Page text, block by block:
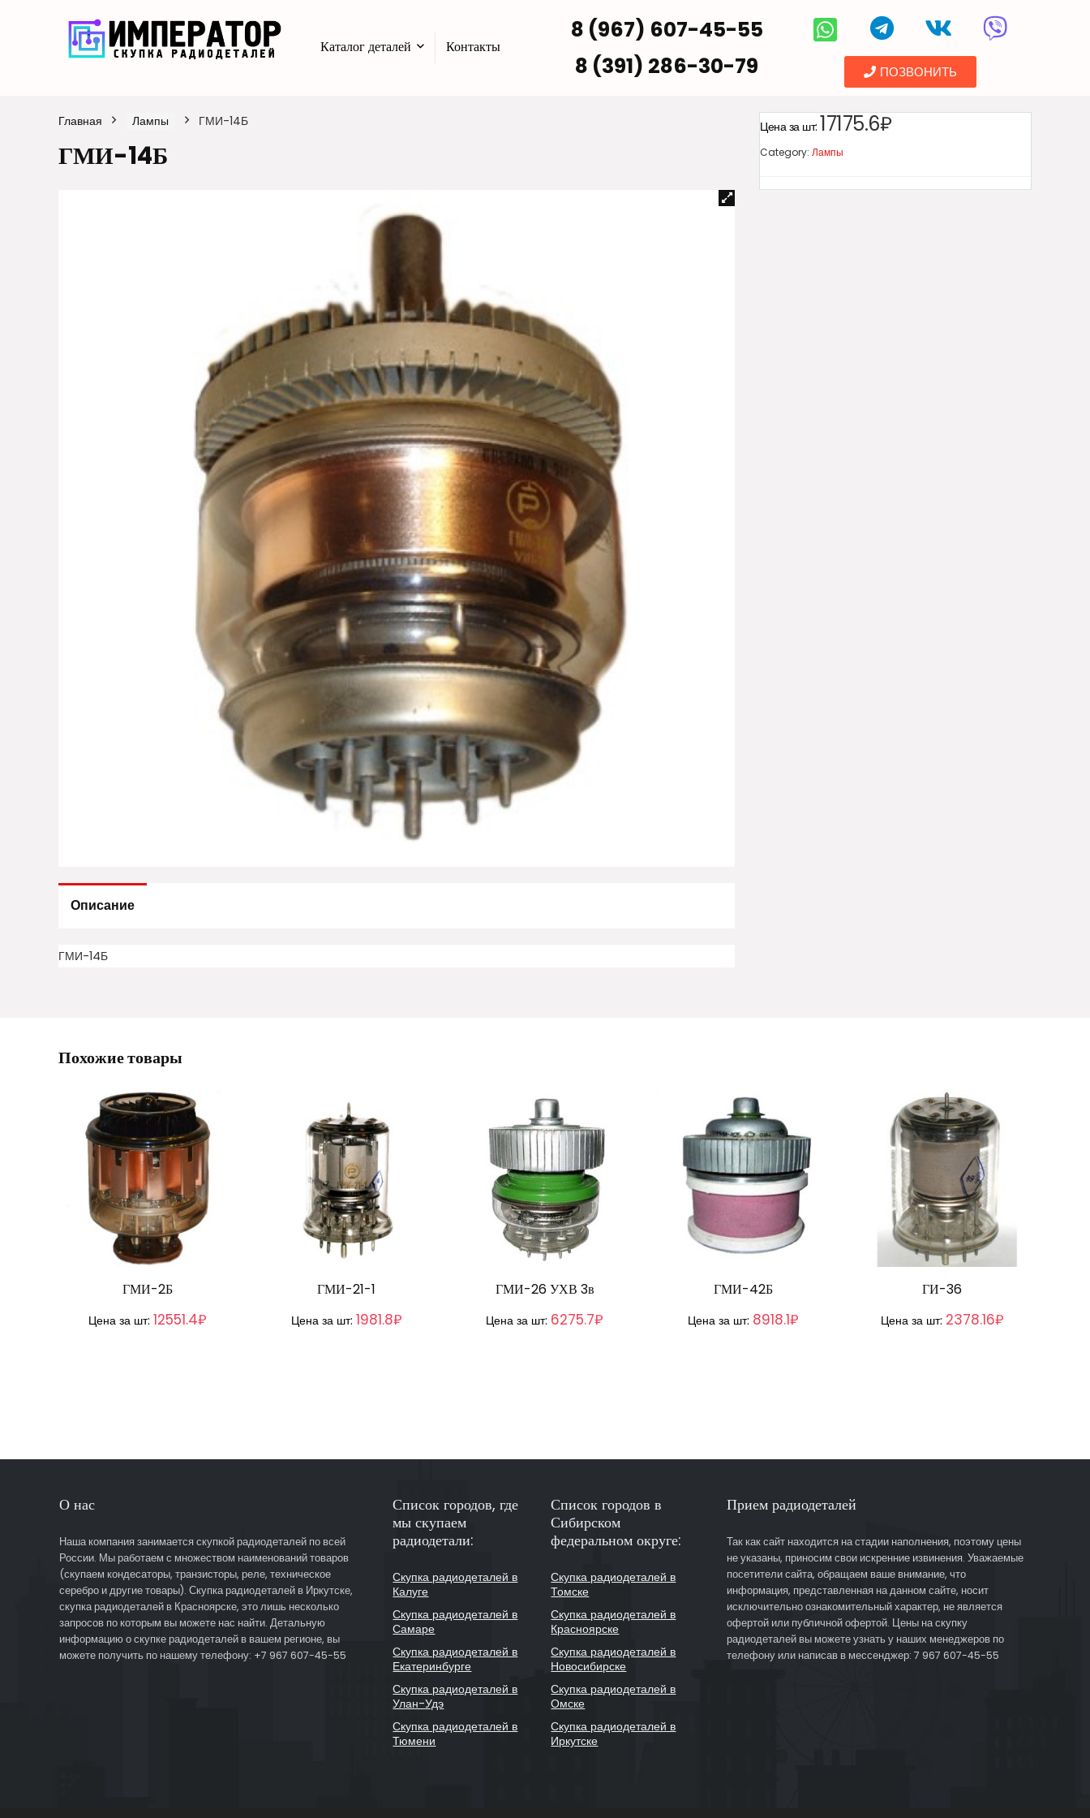
Каталог деталей Контакты
8 (967) 607-45-55
8 (391) 286-30-79
ПОЗВОНИТЬ
Главная Лампы ГМИ-14Б
ГМИ-14Б
Описание
ГМИ-14Б
Цена за шт: 17175.6₽
Category: Лампы
Похожие товары
ГМИ-2Б
Цена за шт:12551.4₽
ГМИ-21-1
Цена за шт: 1981.8₽
ГМИ-26 УХВ 3в
Цена за шт: 6275.7₽
ГМИ-42Б
Цена за шт: 8918.1₽
ГИ-36
Цена за шт: 2378.16₽
О нас
Наша компания занимается скупкой радиодеталей по всей
России. Мы работаем с множеством наименований товаров
(скупаем кондесаторы, транзисторы, реле, техническое
серебро и другие товары). Скупка радиодеталей в Иркутске,
скупка радиодеталей в Красноярске, это лишь несколько
запросов по которым вы можете нас найти. Детальную
информацию о скупке радиодеталей в вашем регионе, вы
можете получить по нашему телефону: +7 967 607-45-55
Список городов, где
мы скупаем
радиодетали:
Скупка радиодеталей в
Калуге
Скупка радиодеталей в
Самаре
Скупка радиодеталей в
Екатеринбурге
Скупка радиодеталей в
Улан-Удэ
Скупка радиодеталей в
Тюмени
Список городов в
Сибирском
федеральном округе:
Скупка радиодеталей в
Томске
Скупка радиодеталей в
Красноярске
Скупка радиодеталей в
Новосибирске
Скупка радиодеталей в
Омске
Скупка радиодеталей в
Иркутске
Прием радиодеталей
Так как сайт находится на стадии наполнения, поэтому цены
не указаны, приносим свои искренние извинения. Уважаемые
посетители сайта, обращаем ваше внимание, что
информация, представленная на данном сайте, носит
исключительно ознакомительный характер, не является
офертой или публичной офертой. Цены на скупку
радиодеталей вы можете узнать у наших менеджеров по
телефону или написав в мессенджер: 7 967 607-45-55